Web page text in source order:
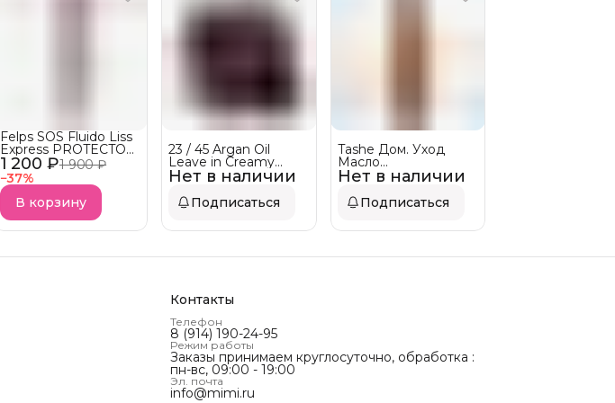
1 200 ₽1 900 ₽
−37%
Felps SOS Fluido Liss
Express PROTECTOR
TERMICO —
термозащитная
подложка-спрей
АКЦИЯ!
В корзину
Нет в наличии
23 / 45 Argan Oil
Leave in Creamy
Spray Крем спрей
термозащита
МЕЛКИЙ ОПТ 10 шт
по 250 мл
Подписаться
Нет в наличии
Tashe Дом. Уход
Масло
ТЕРМОЗАЩИТА
LIQUID SILK
Подписаться
Контакты
Телефон
8 (914) 190-24-95
Режим работы
Заказы принимаем круглосуточно, обработка :
пн-вс, 09:00 - 19:00
Эл. почта
info@mimi.ru